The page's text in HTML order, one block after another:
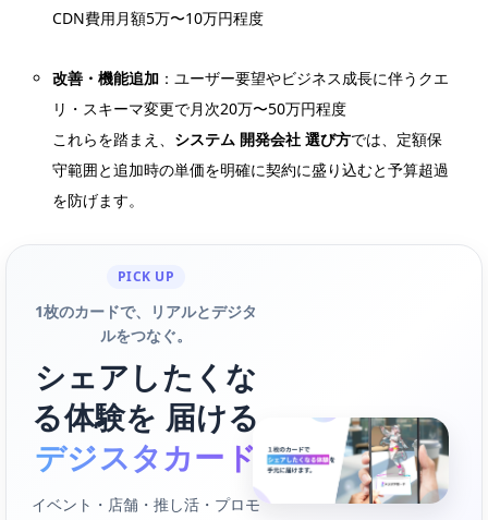
CDN費用月額5万〜10万円程度
改善・機能追加 ：ユーザー要望やビジネス成長に伴うクエ
リ・スキーマ変更で月次20万〜50万円程度
これらを踏まえ、 システム 開発会社 選び方では、定額保
守範囲と追加時の単価を明確に契約に盛り込むと予算超過
を防げます。
PICK UP
1枚のカードで、リアルとデジタ
ルをつなぐ。
シェアしたくな
る体験を 届ける
デジスタカード
イベント・店舗・推し活・プロモ